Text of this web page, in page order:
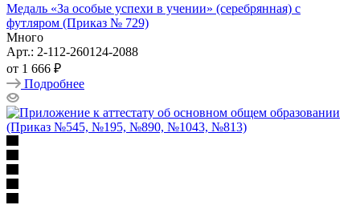
Медаль «За особые успехи в учении» (серебрянная) с
футляром (Приказ № 729)
Много
Арт.: 2-112-260124-2088
от 1 666 ₽
Подробнее